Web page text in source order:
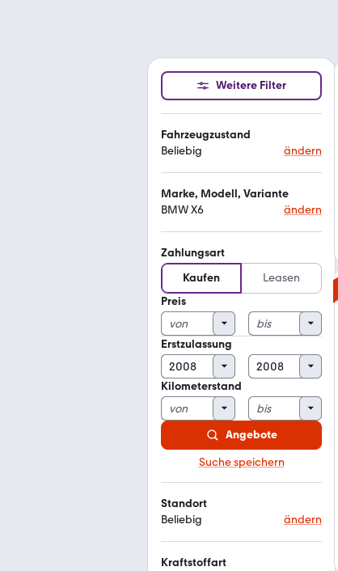
Weitere Filter
Fahrzeugzustand
Beliebig
ändern
Marke, Modell, Variante
BMW X6
ändern
Zahlungsart
Kaufen
Leasen
Preis
Erstzulassung
Kilometerstand
Angebote
Suche speichern
Standort
Beliebig
ändern
Kraftstoffart